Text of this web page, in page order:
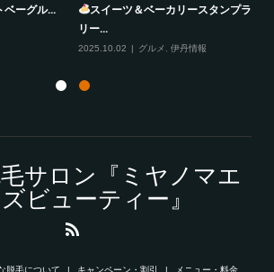
ベーグル...
スイーツ＆ベーカリースタンプラ
リー...
2025.10.02 グルメ 伊丹情報
サロン『ミヤノマエ
ビューティー』
脱毛について キャンペーン・割引 メニュー・料金